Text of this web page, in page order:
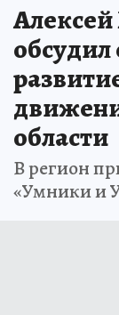
области
В регион
«Умники и